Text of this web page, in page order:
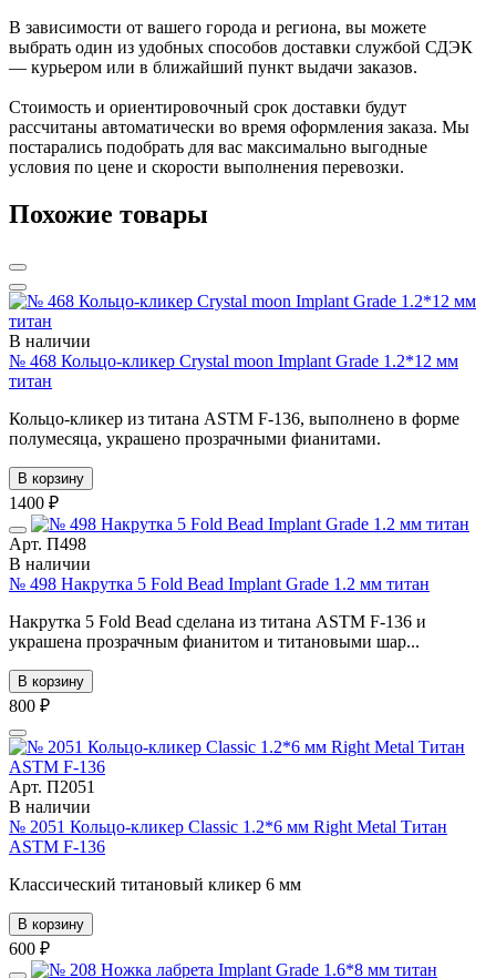
В зависимости от вашего города и региона, вы можете
выбрать один из удобных способов доставки службой СДЭК
— курьером или в ближайший пункт выдачи заказов.
Стоимость и ориентировочный срок доставки будут
рассчитаны автоматически во время оформления заказа. Мы
постарались подобрать для вас максимально выгодные
условия по цене и скорости выполнения перевозки.
Похожие товары
В наличии
№ 468 Кольцо-кликер Crystal moon Implant Grade 1.2*12 мм
титан
Кольцо-кликер из титана ASTM F-136, выполнено в форме
полумесяца, украшено прозрачными фианитами.
В корзину
1400 ₽
Арт. П498
В наличии
№ 498 Накрутка 5 Fold Bead Implant Grade 1.2 мм титан
Накрутка 5 Fold Bead сделана из титана ASTM F-136 и
украшена прозрачным фианитом и титановыми шар...
В корзину
800 ₽
Арт. П2051
В наличии
№ 2051 Кольцо-кликер Classic 1.2*6 мм Right Metal Титан
ASTM F-136
Классический титановый кликер 6 мм
В корзину
600 ₽